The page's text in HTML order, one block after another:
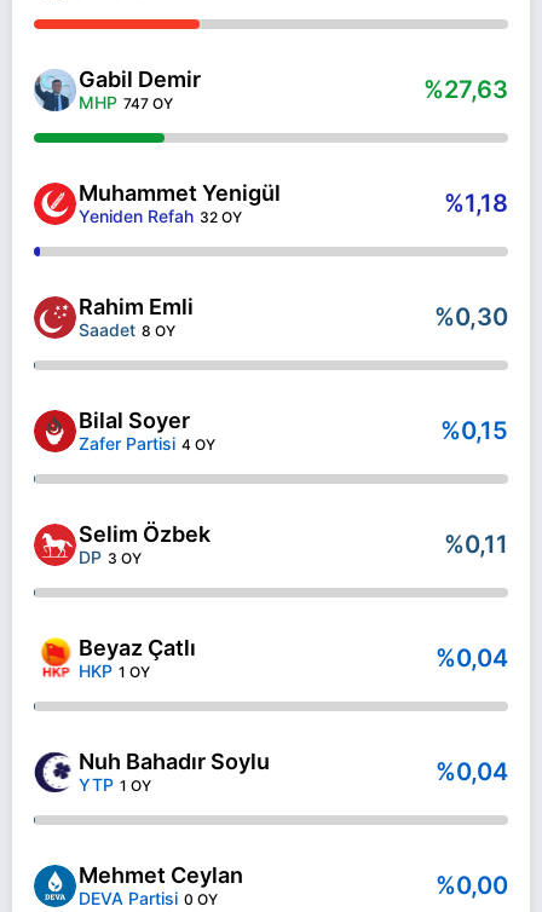
Gabil Demir
MHP 747 OY %27,63
Muhammet Yenigül
Yeniden Refah 32 OY %1,18
Rahim Emli
Saadet 8 OY %0,30
Bilal Soyer
Zafer Partisi 4 OY %0,15
Selim Özbek
DP 3 OY %0,11
Beyaz Çatlı
HKP 1 OY %0,04
Nuh Bahadır Soylu
YTP 1 OY %0,04
Mehmet Ceylan
DEVA Partisi 0 OY %0,00